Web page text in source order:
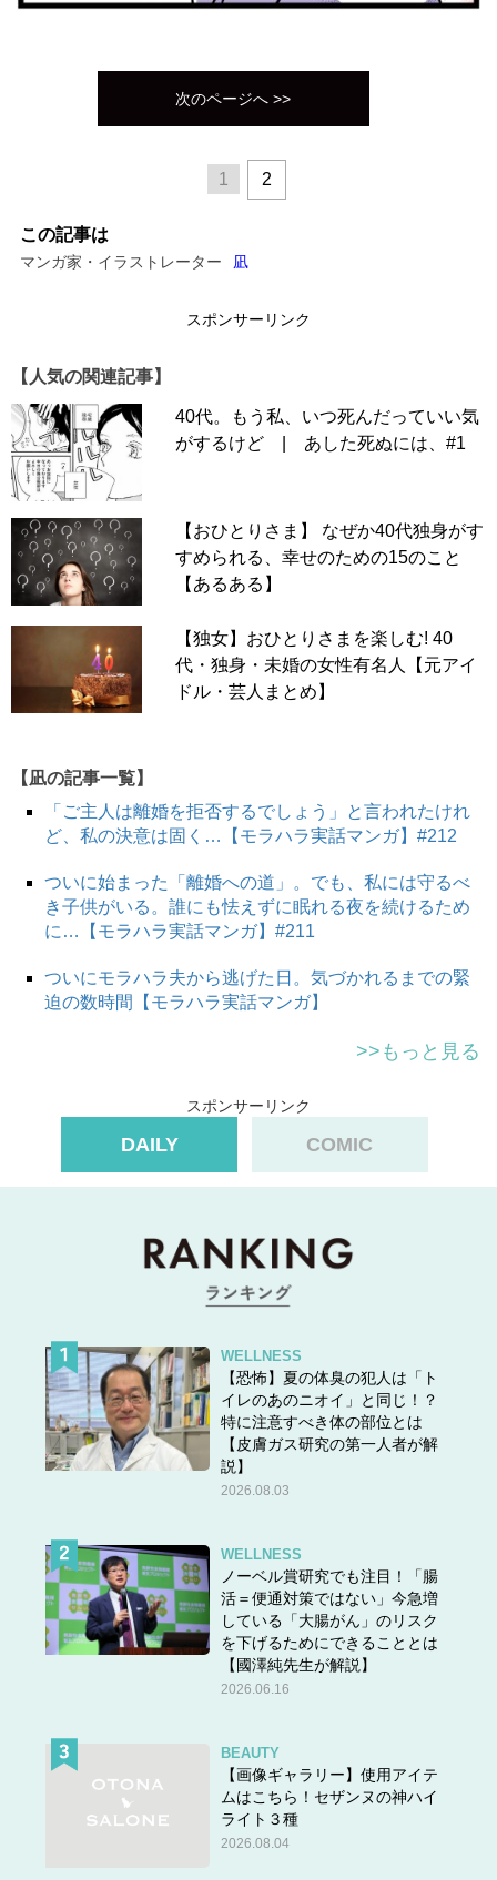
次のページへ >>
1 2
この記事は
マンガ家・イラストレーター 凪
スポンサーリンク
【人気の関連記事】
40代。もう私、いつ死んだっていい気
がするけど | あした死ぬには、#1
【おひとりさま】 なぜか40代独身がす
すめられる、幸せのための15のこと
【あるある】
【独女】おひとりさまを楽しむ! 40
代・独身・未婚の女性有名人【元アイ
ドル・芸人まとめ】
【凪の記事一覧】
「ご主人は離婚を拒否するでしょう」と言われたけれ
ど、私の決意は固く…【モラハラ実話マンガ】#212
ついに始まった「離婚への道」。でも、私には守るべ
き子供がいる。誰にも怯えずに眠れる夜を続けるため
に…【モラハラ実話マンガ】#211
ついにモラハラ夫から逃げた日。気づかれるまでの緊
迫の数時間【モラハラ実話マンガ】
>>もっと見る
スポンサーリンク
DAILY COMIC
WELLNESS
【恐怖】夏の体臭の犯人は「ト
イレのあのニオイ」と同じ！？
特に注意すべき体の部位とは
【皮膚ガス研究の第一人者が解
説】
2026.08.03
WELLNESS
ノーベル賞研究でも注目！「腸
活＝便通対策ではない」今急増
している「大腸がん」のリスク
を下げるためにできることとは
【國澤純先生が解説】
2026.06.16
BEAUTY
【画像ギャラリー】使用アイテ
ムはこちら！セザンヌの神ハイ
ライト３種
2026.08.04